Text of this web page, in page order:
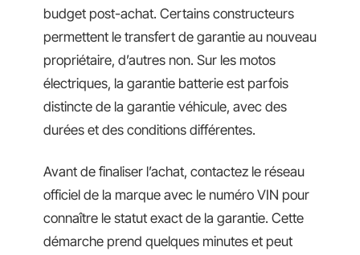
budget post-achat. Certains constructeurs
permettent le transfert de garantie au nouveau
propriétaire, d’autres non. Sur les motos
électriques, la garantie batterie est parfois
distincte de la garantie véhicule, avec des
durées et des conditions différentes.
Avant de finaliser l’achat, contactez le réseau
officiel de la marque avec le numéro VIN pour
connaître le statut exact de la garantie. Cette
démarche prend quelques minutes et peut